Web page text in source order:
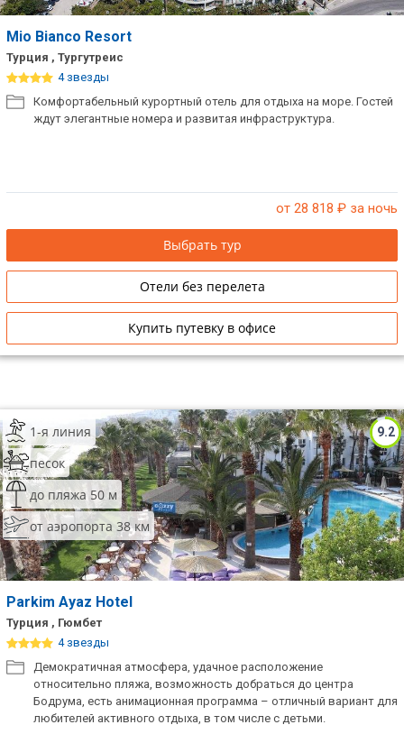
Mio Bianco Resort
Турция , Тургутреис
4 звезды
Комфортабельный курортный отель для отдыха на море. Гостей
ждут элегантные номера и развитая инфраструктура.
от 28 818 ₽ за ночь
Выбрать тур
Отели без перелета
Купить путевку в офисе
9.2
1-я линия
песок
до пляжа 50 м
от аэропорта 38 км
Parkim Ayaz Hotel
Турция , Гюмбет
4 звезды
Демократичная атмосфера, удачное расположение
относительно пляжа, возможность добраться до центра
Бодрума, есть анимационная программа – отличный вариант для
любителей активного отдыха, в том числе с детьми.